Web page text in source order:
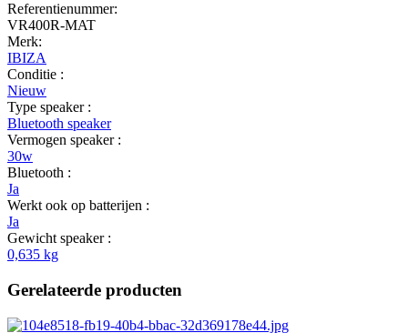
Referentienummer:
VR400R-MAT
Merk:
IBIZA
Conditie :
Nieuw
Type speaker :
Bluetooth speaker
Vermogen speaker :
30w
Bluetooth :
Ja
Werkt ook op batterijen :
Ja
Gewicht speaker :
0,635 kg
Gerelateerde producten